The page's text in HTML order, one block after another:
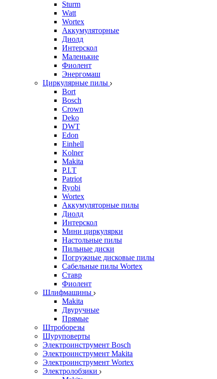
Sturm
Watt
Wortex
Аккумуляторные
Диолд
Интерскол
Маленькие
Фиолент
Энергомаш
Циркулярные пилы
Bort
Bosch
Crown
Deko
DWT
Edon
Einhell
Kolner
Makita
P.I.T
Patriot
Ryobi
Wortex
Аккумуляторные пилы
Диолд
Интерскол
Мини циркулярки
Настольные пилы
Пильные диски
Погружные дисковые пилы
Сабельные пилы Wortex
Ставр
Фиолент
Шлифмашины
Makita
Двуручные
Прямые
Штроборезы
Шуруповерты
Электроинструмент Bosch
Электроинструмент Makita
Электроинструмент Wortex
Электролобзики